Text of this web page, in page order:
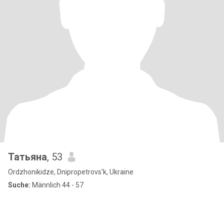
Татьяна, 53
Ordzhonikidze, Dnipropetrovs'k, Ukraine
Suche: Männlich 44 - 57